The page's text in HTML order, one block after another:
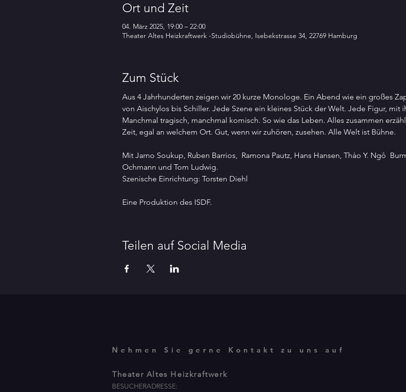
Ort und Zeit
04. März 2025, 19:00 – 22:00
Theater Altes Heizkraftwerk -Studiobühne, Isebekstrasse 34, 22769 Hamburg
Zum Stück
Aus 4 Jahrhunderten zeigen wir 20 kurze Monologe. Ein Abend wie ein großes
von Aischylos bis Schiller. Jede Szene ein kleines Stück der Welt. Jede Figur,
Manchmal tragisch, manchmal komisch. So wie das Leben. Alles zusammen
Zeit, egal an welchem Ort. Gut, wenn wir zuhören, zusehen. Alle Welt ist Bühne.
Mit Jarno Soukup, Ruben Barrios,  Ramona Pautz, Hans Hansen, Thào Y. Ngô
Ochmann und Tom Ludwig.
Szenische Einrichtung: Torsten Diehl
Eine Produktion des ISDF.
Teilen auf Social Media
Nehmen Sie gerne Kontakt zu uns auf
Theater Altes Heizkraftwerk
BESUCHERADRESSE: